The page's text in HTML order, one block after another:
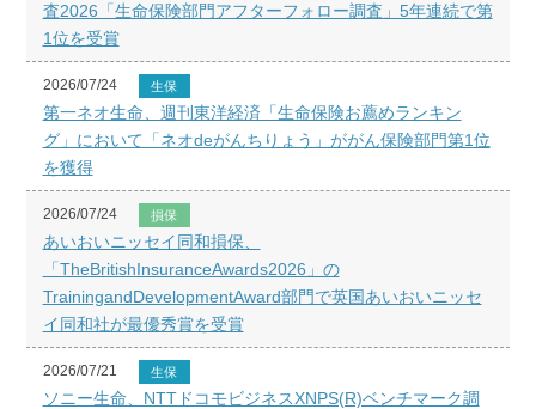
査2026「生命保険部門アフターフォロー調査」5年連続で第
1位を受賞
2026/07/24 生保
第一ネオ生命、週刊東洋経済「生命保険お薦めランキン
グ」において「ネオdeがんちりょう」ががん保険部門第1位
を獲得
2026/07/24 損保
あいおいニッセイ同和損保、
「TheBritishInsuranceAwards2026」の
TrainingandDevelopmentAward部門で英国あいおいニッセ
イ同和社が最優秀賞を受賞
2026/07/21 生保
ソニー生命、NTTドコモビジネスXNPS(R)ベンチマーク調